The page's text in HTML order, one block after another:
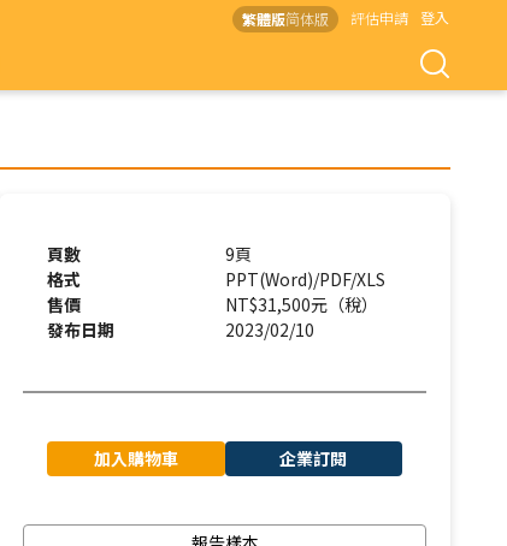
繁體版简体版 評估申請 登入
頁數
9頁
格式
PPT(Word)/PDF/XLS
售價
NT$31,500元（稅）
發布日期
2023/02/10
加入購物車 企業訂閱